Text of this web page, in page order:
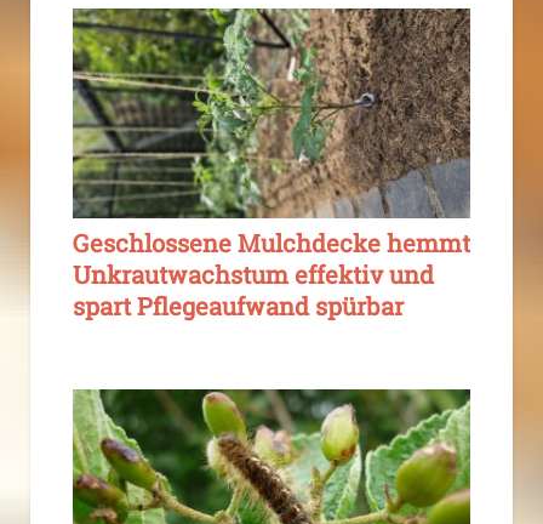
Geschlossene Mulchdecke hemmt
Unkrautwachstum effektiv und
spart Pflegeaufwand spürbar